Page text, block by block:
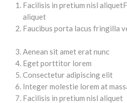
Facilisis in pretium nisl
aliquet
Faucibus porta lacus fringilla
Aenean sit amet erat nunc
Eget porttitor lorem
Consectetur adipiscing elit
Integer molestie lorem at
Facilisis in pretium nisl aliquet